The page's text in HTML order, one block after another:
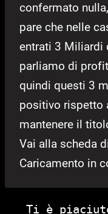
confermato
pare che nelle
entrati 3 Miliardi
parliamo di
quindi questi 3
positivo rispetto
mantenere il
Vai alla scheda
Caricamento in
Ti è